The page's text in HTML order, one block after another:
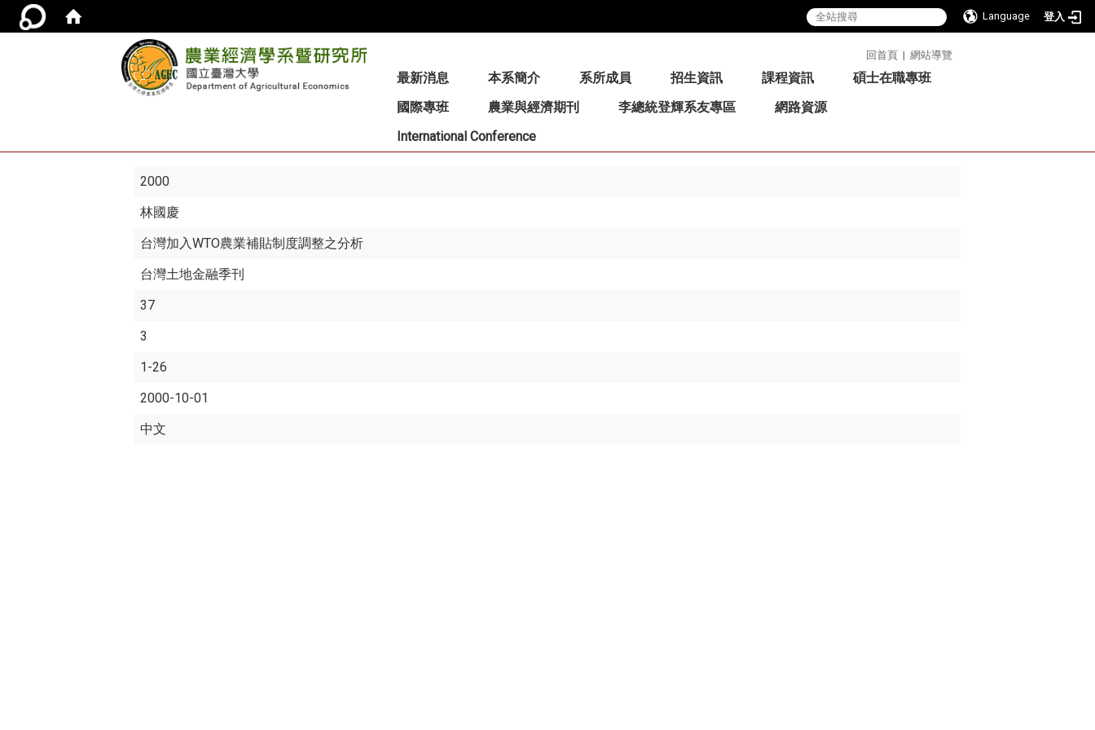
Language 登入
回首頁 | 網站導覽
最新消息 本系簡介 系所成員 招生資訊 課程資訊
碩士在職專班
國際專班
農業與經濟期刊 李總統登輝系友專區
網路資源
International Conference
2000
林國慶
台灣加入WTO農業補貼制度調整之分析
台灣土地金融季刊
37
3
1-26
2000-10-01
中文